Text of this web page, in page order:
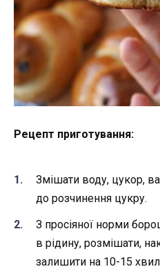
Рецепт приготування:
Змішати воду, цукор,
до розчинення цукру.
З просіяної норми
в рідину, розмішати,
залишити на 10-15